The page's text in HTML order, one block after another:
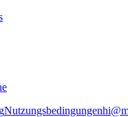
Nutzungsbedingungen